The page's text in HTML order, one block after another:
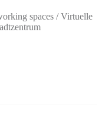
spaces / Virtuelle